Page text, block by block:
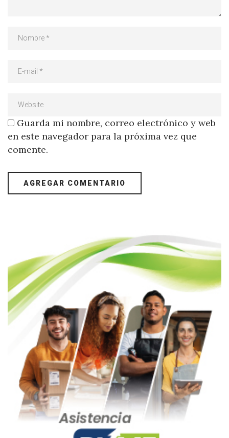
Guarda mi nombre, correo electrónico y web
en este navegador para la próxima vez que
comente.